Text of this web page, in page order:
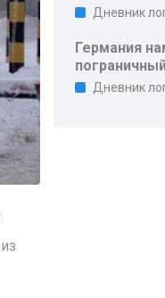
Дневник
Германия
Дневник